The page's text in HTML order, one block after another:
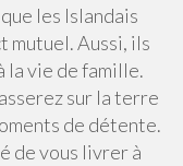
les Islandais
mutuel. Aussi, ils
la vie de famille.
sur la terre
de détente.
de vous livrer à